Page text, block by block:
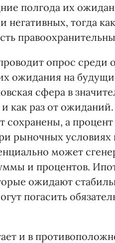
полгода их
негативных, тогда
опрос среди
ожидания на
сфера в
как раз от
сохранены, а
рыночных условиях
может
и процентов.
ожидают
погасить
и в